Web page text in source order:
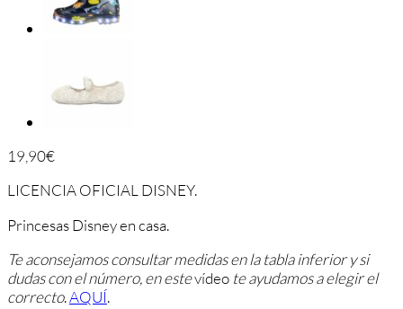
19,90€
LICENCIA OFICIAL DISNEY.
Princesas Disney en casa.
Te aconsejamos consultar medidas en la tabla inferior y si
dudas con el número, en estevídeo te ayudamos a elegir el
correcto.AQUÍ.